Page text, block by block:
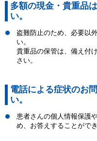
多額の現金・貴重品
い。
盗難防止のため、必要以
い。
貴重品の保管は、備え付
さい。
電話による症状のお
い。
患者さんの個人情報保護
め、お答えすることがで